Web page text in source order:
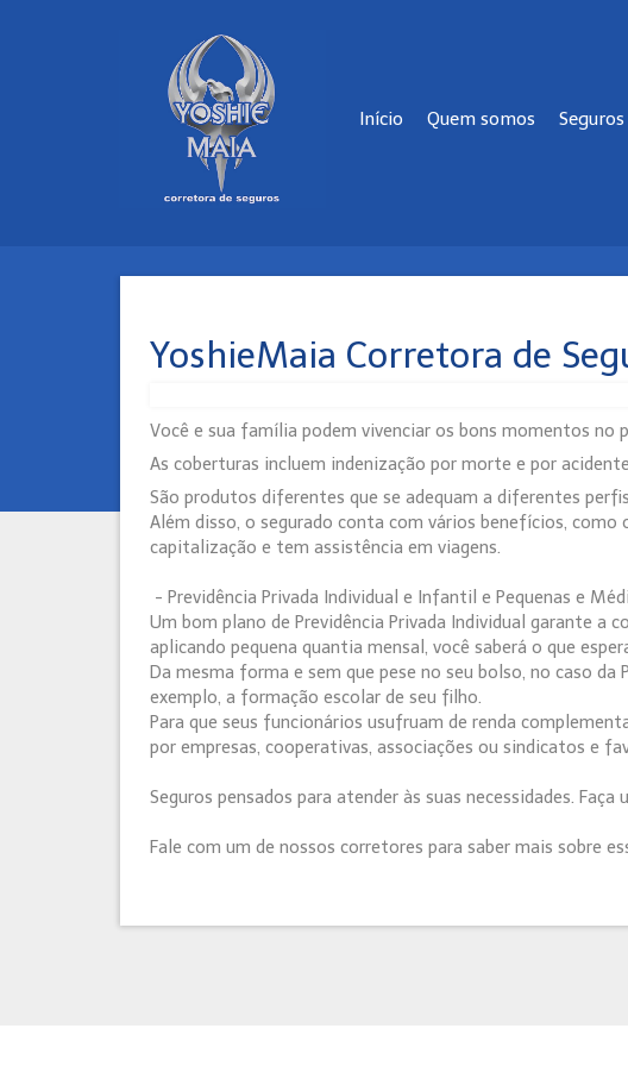
Início Quem somos Seguros
YoshieMaia Corretora de
Você e sua família podem vivenciar os bons momentos
As coberturas incluem indenização por morte e por
São produtos diferentes que se adequam a diferentes
Além disso, o segurado conta com vários benefícios,
capitalização e tem assistência em viagens.
- Previdência Privada Individual e Infantil e Pequenas e
Um bom plano de Previdência Privada Individual garante a
aplicando pequena quantia mensal, você saberá o que
Da mesma forma e sem que pese no seu bolso, no caso
exemplo, a formação escolar de seu filho.
Para que seus funcionários usufruam de renda
por empresas, cooperativas, associações ou sindicatos e
Seguros pensados para atender às suas necessidades.
Fale com um de nossos corretores para saber mais sobre